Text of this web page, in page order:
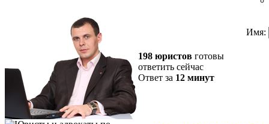
198 юристов готовы
ответить сейчас
Ответ за 12 минут
Имя: